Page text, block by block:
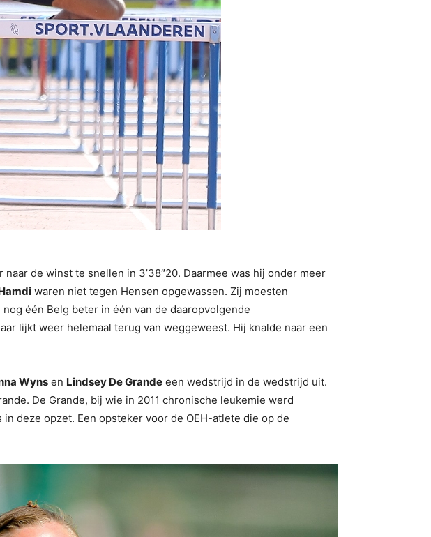
de winst te snellen in 3’38″20. Daarmee was hij onder meer
waren niet tegen Hensen opgewassen. Zij moesten
één Belg beter in één van de daaropvolgende
lijkt weer helemaal terug van weggeweest. Hij knalde naar een
Wyns en Lindsey De Grande een wedstrijd in de wedstrijd uit.
De Grande, bij wie in 2011 chronische leukemie werd
deze opzet. Een opsteker voor de OEH-atlete die op de